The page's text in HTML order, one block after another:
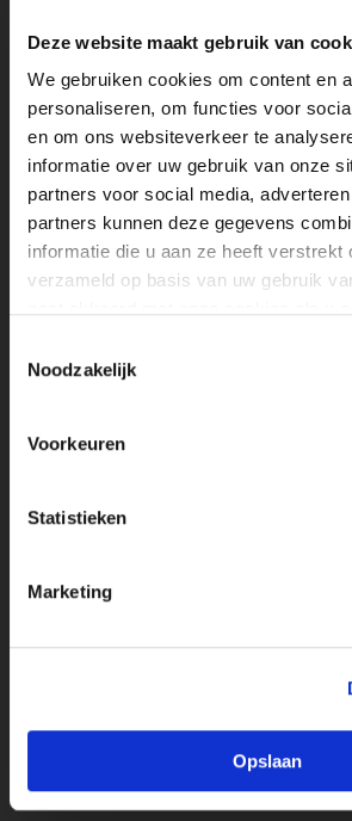
Deze website maakt gebruik van
We gebruiken cookies om content en
personaliseren, om functies voor
en om ons websiteverkeer te
informatie over uw gebruik van onze
partners voor social media,
partners kunnen deze gegevens
informatie die u aan ze heeft verstrekt
verzameld op basis van uw gebruik
Noodzakelijk
Voorkeuren
Statistieken
Marketing
Opslaan
Let op: alleen het laatst